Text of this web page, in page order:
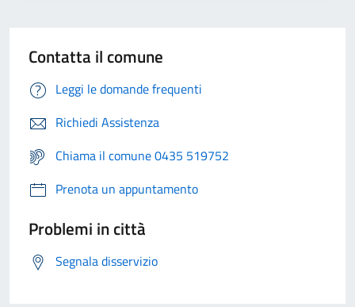
Contatta il comune
Leggi le domande frequenti
Richiedi Assistenza
Chiama il comune 0435 519752
Prenota un appuntamento
Problemi in città
Segnala disservizio